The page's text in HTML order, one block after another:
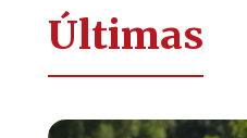
Últimas